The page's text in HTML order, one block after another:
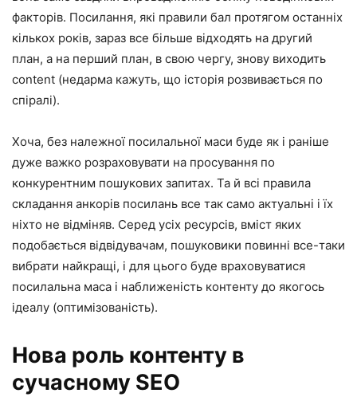
факторів. Посилання, які правили бал протягом останніх
кількох років, зараз все більше відходять на другий
план, а на перший план, в свою чергу, знову виходить
content (недарма кажуть, що історія розвивається по
спіралі).
Хоча, без належної посилальної маси буде як і раніше
дуже важко розраховувати на просування по
конкурентним пошукових запитах. Та й всі правила
складання анкорів посилань все так само актуальні і їх
ніхто не відміняв. Серед усіх ресурсів, вміст яких
подобається відвідувачам, пошуковики повинні все-таки
вибрати найкращі, і для цього буде враховуватися
посилальна маса і наближеність контенту до якогось
ідеалу (оптимізованість).
Нова роль контенту в
сучасному SEO